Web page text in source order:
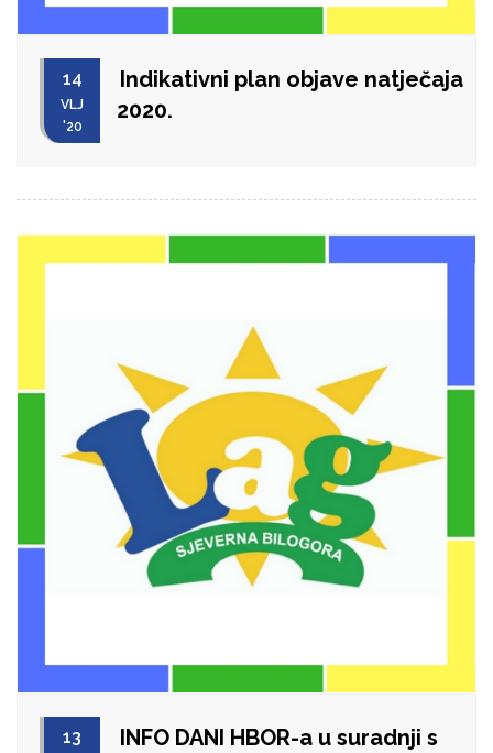
14
VLJ
'20
Indikativni plan objave natječaja
2020.
13
INFO DANI HBOR-a u suradnji s